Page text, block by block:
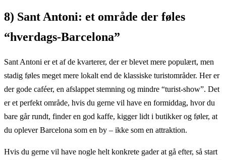
8) Sant Antoni: et område der føles
“hverdags-Barcelona”
Sant Antoni er et af de kvarterer, der er blevet mere populært, men
stadig føles meget mere lokalt end de klassiske turistområder. Her er
der gode caféer, en afslappet stemning og mindre “turist-show”. Det
er et perfekt område, hvis du gerne vil have en formiddag, hvor du
bare går rundt, finder en god kaffe, kigger lidt i butikker og føler, at
du oplever Barcelona som en by – ikke som en attraktion.
Hvis du gerne vil have nogle helt konkrete gader at gå efter, så start